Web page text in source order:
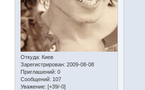
Откуда: Киев
Зарегистрирован: 2009-08-08
Приглашений: 0
Сообщений: 107
Уважение: [+39/-0]